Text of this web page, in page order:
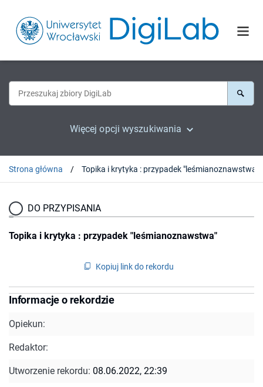
Więcej opcji wyszukiwania
Strona główna Topika i krytyka : przypadek "leśmianoznawstwa"
DO PRZYPISANIA
Topika i krytyka : przypadek "leśmianoznawstwa"
Kopiuj link do rekordu
Informacje o rekordzie
Opiekun:
Redaktor:
Utworzenie rekordu: 08.06.2022, 22:39